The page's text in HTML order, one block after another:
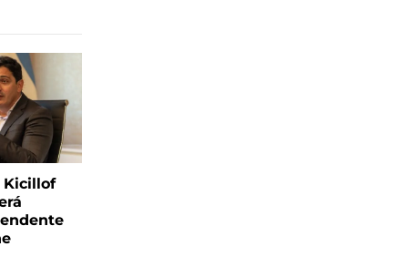
Kicillof